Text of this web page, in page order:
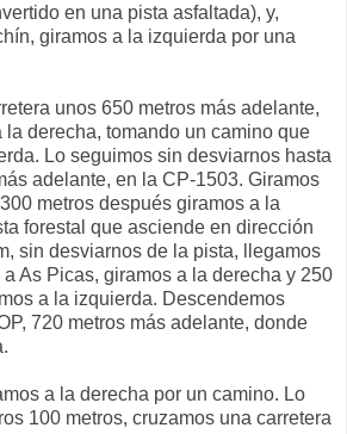
en una pista asfaltada), y,
giramos a la izquierda por una
unos 650 metros más adelante,
la derecha, tomando un camino que
Lo seguimos sin desviarnos hasta
adelante, en la CP-1503. Giramos
metros después giramos a la
forestal que asciende en dirección
sin desviarnos de la pista, llegamos
As Picas, giramos a la derecha y 250
a la izquierda. Descendemos
720 metros más adelante, donde
a la derecha por un camino. Lo
100 metros, cruzamos una carretera